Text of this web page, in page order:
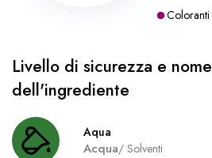
Coloranti
Livello di sicurezza e nome
dell'ingrediente
Aqua
Acqua/ Solventi